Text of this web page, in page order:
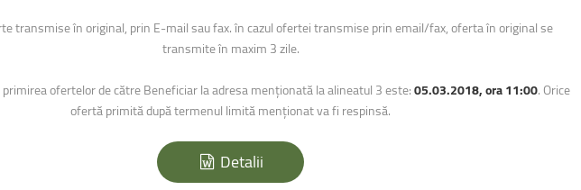
transmise în original, prin E-mail sau fax. în cazul ofertei transmise prin email/fax, oferta în original se
transmite în maxim 3 zile.
ofertelor de către Beneficiar la adresa menționată la alineatul 3 este:05.03.2018, ora 11:00. Orice
ofertă primită după termenul limită menționat va fi respinsă.
Detalii